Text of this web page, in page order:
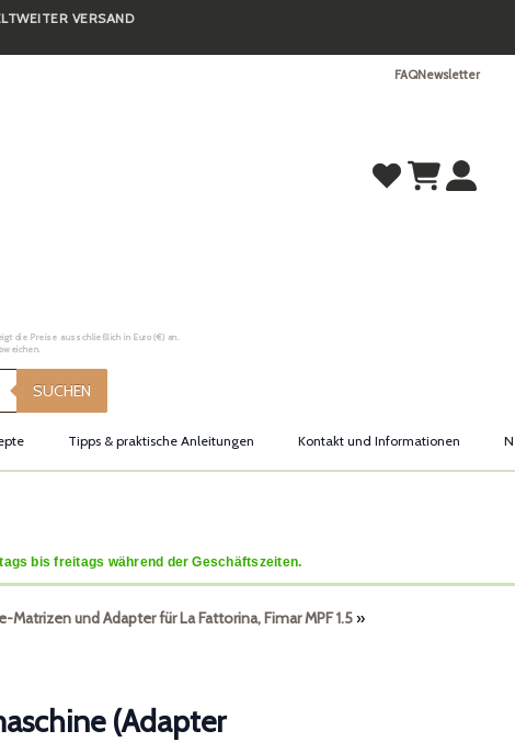
VERSAND
FAQNewsletter
die Preise ausschließlich in Euro (€) an.
SUCHEN
Tipps & praktische Anleitungen Kontakt und Informationen
bis freitags während der Geschäftszeiten.
Matrizen und Adapter für La Fattorina, Fimar MPF 1.5»
(Adapter